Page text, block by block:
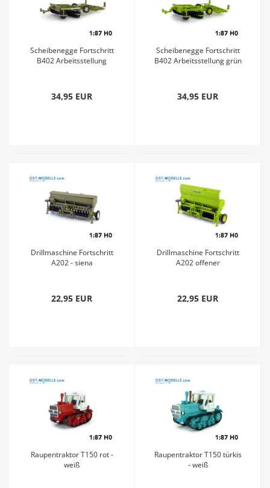
Scheibenegge Fortschritt
B402 Arbeitsstellung
34,95 EUR
Scheibenegge Fortschritt
B402 Arbeitsstellung grün
34,95 EUR
Drillmaschine Fortschritt
A202 - siena
22,95 EUR
Drillmaschine Fortschritt
A202 offener
22,95 EUR
Raupentraktor T150 rot -
weiß
Raupentraktor T150 türkis
- weiß